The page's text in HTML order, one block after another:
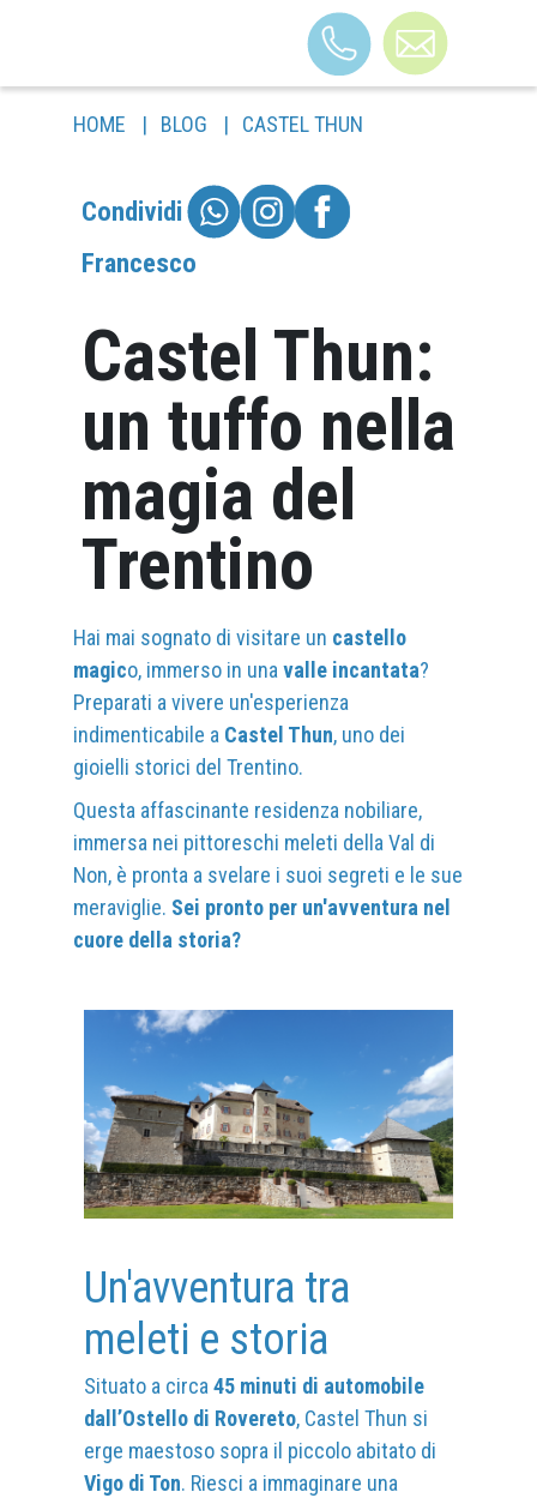
B&B TRENTO
VACANZE A TEMA
CAMERE
FAQ
BLOG
CONTATTI
LAVORA CON NOI
COME ARRIVARE
CHI SIAMO
NOLEGGIO SALE
HOME | BLOG | CASTEL THUN
Condividi
Francesco
Castel Thun:
un tuffo nella
magia del
Trentino
Hai mai sognato di visitare un castello
magico, immerso in una valle incantata?
Preparati a vivere un'esperienza
indimenticabile a Castel Thun, uno dei
gioielli storici del Trentino.
Questa affascinante residenza nobiliare,
immersa nei pittoreschi meleti della Val di
Non, è pronta a svelare i suoi segreti e le sue
meraviglie. Sei pronto per un'avventura nel
cuore della storia?
Un'avventura tra
meleti e storia
Situato a circa45 minuti di automobile
dall’Ostello di Rovereto, Castel Thun si
erge maestoso sopra il piccolo abitato di
Vigo di Ton. Riesci a immaginare una